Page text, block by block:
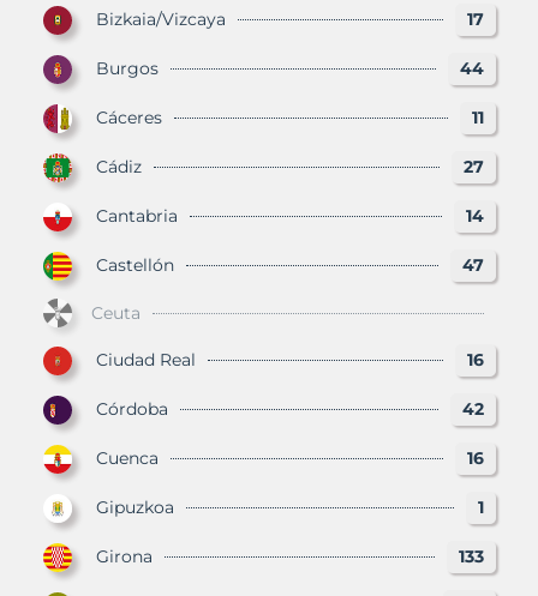
Bizkaia/Vizcaya 17
Burgos 44
Cáceres 11
Cádiz 27
Cantabria 14
Castellón 47
Ceuta
Ciudad Real 16
Córdoba 42
Cuenca 16
Gipuzkoa 1
Girona 133